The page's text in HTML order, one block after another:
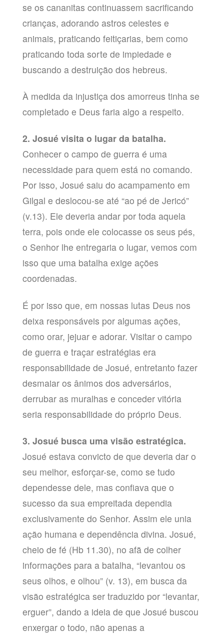
se os cananitas continuassem sacrificando
crianças, adorando astros celestes e
animais, praticando feitiçarias, bem como
praticando toda sorte de impiedade e
buscando a destruição dos hebreus.
À medida da injustiça dos amorreus tinha se
completado e Deus faria algo a respeito.
2. Josué visita o lugar da batalha.
Conhecer o campo de guerra é uma
necessidade para quem está no comando.
Por isso, Josué saiu do acampamento em
Gilgal e deslocou-se até “ao pé de Jericó”
(v.13). Ele deveria andar por toda aquela
terra, pois onde ele colocasse os seus pés,
o Senhor lhe entregaria o lugar, vemos com
isso que uma batalha exige ações
coordenadas.
É por isso que, em nossas lutas Deus nos
deixa responsáveis por algumas ações,
como orar, jejuar e adorar. Visitar o campo
de guerra e traçar estratégias era
responsabilidade de Josué, entretanto fazer
desmaiar os ânimos dos adversários,
derrubar as muralhas e conceder vitória
seria responsabilidade do próprio Deus.
3. Josué busca uma visão estratégica.
Josué estava convicto de que deveria dar o
seu melhor, esforçar-se, como se tudo
dependesse dele, mas confiava que o
sucesso da sua empreitada dependia
exclusivamente do Senhor. Assim ele unia
ação humana e dependência divina. Josué,
cheio de fé (Hb 11.30), no afã de colher
informações para a batalha, “levantou os
seus olhos, e olhou” (v. 13), em busca da
visão estratégica ser traduzido por “levantar,
erguer”, dando a ideia de que Josué buscou
enxergar o todo, não apenas a